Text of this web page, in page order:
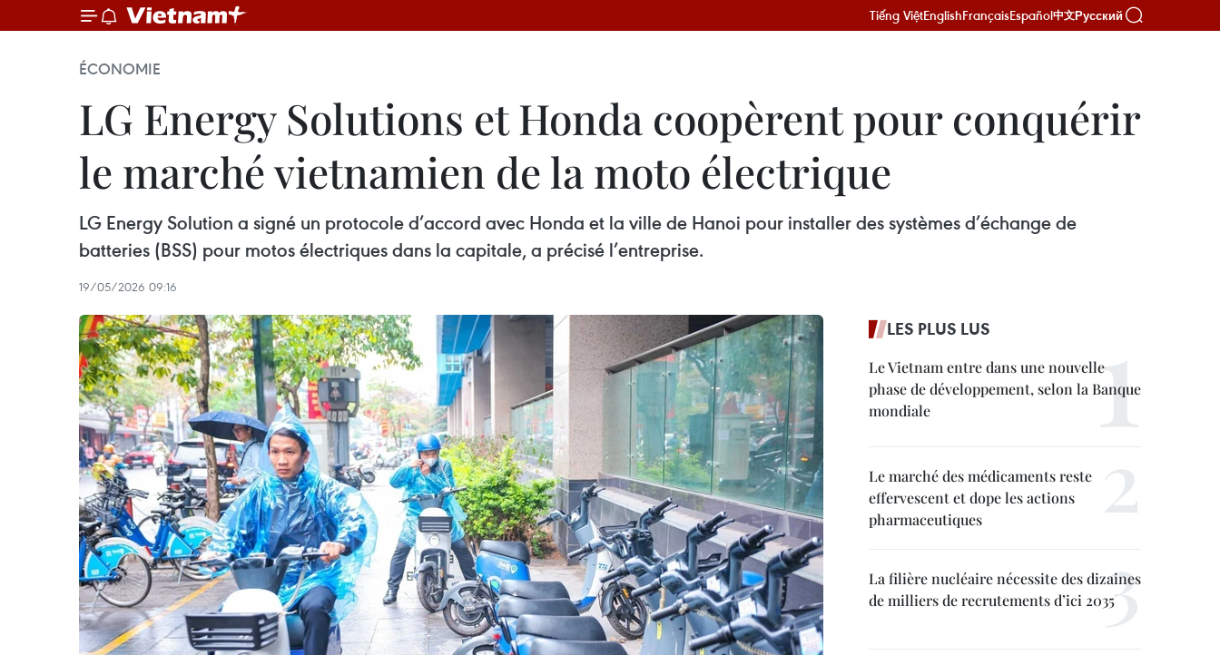
Tiếng ViệtEnglishFrançaisEspañol中文Русский
ÉCONOMIE
LG Energy Solutions et Honda coopèrent pour conquérir
le marché vietnamien de la moto électrique
LG Energy Solution a signé un protocole d’accord avec Honda et la ville de Hanoi pour installer des systèmes d’échange de
batteries (BSS) pour motos électriques dans la capitale, a précisé l’entreprise.
19/05/2026 09:16
LES PLUS LUS
Le Vietnam entre dans une nouvelle
phase de développement, selon la Banque
mondiale
Le marché des médicaments reste
effervescent et dope les actions
pharmaceutiques
La filière nucléaire nécessite des dizaines
de milliers de recrutements d’ici 2035